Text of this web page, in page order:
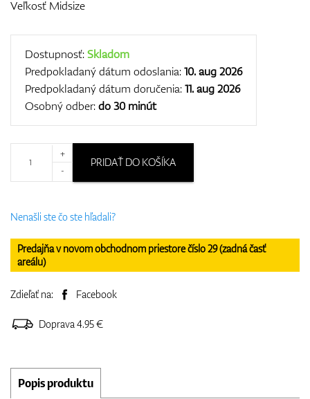
Veľkosť Midsize
Dostupnosť:Skladom
Predpokladaný dátum odoslania:10. aug 2026
Predpokladaný dátum doručenia:11. aug 2026
Osobný odber:do 30 minút
+
-
PRIDAŤ DO KOŠÍKA
Nenašli ste čo ste hľadali?
Predajňa v novom obchodnom priestore číslo 29 (zadná časť
areálu)
Zdieľať na: Facebook
Doprava 4.95 €
Popis produktu